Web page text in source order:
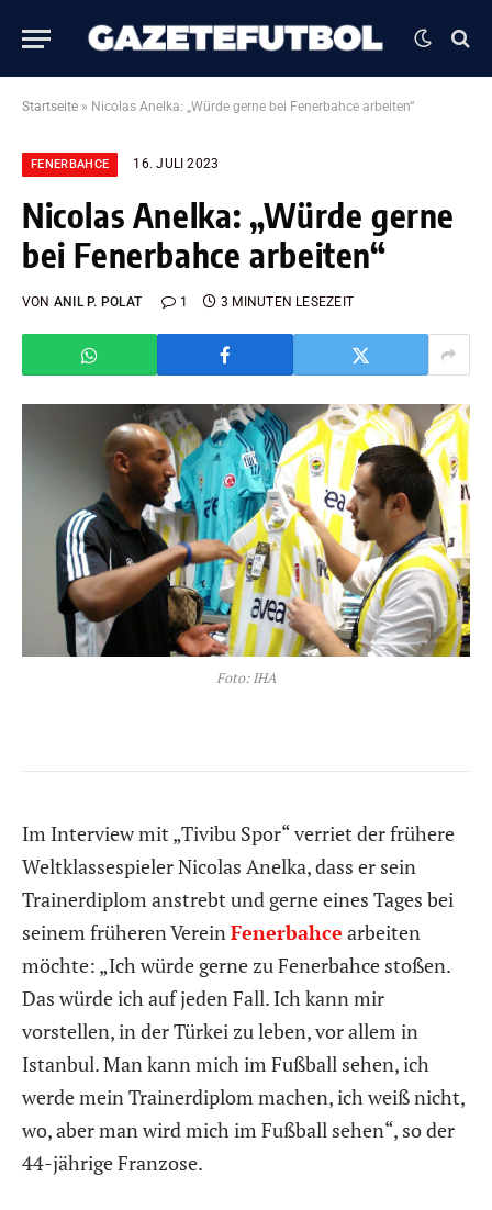
Startseite » Nicolas Anelka: „Würde gerne bei Fenerbahce arbeiten“
FENERBAHCE 16. JULI 2023
Nicolas Anelka: „Würde gerne
bei Fenerbahce arbeiten“
VON ANIL P. POLAT 1 3 MINUTEN LESEZEIT
Foto: IHA
Im Interview mit „Tivibu Spor“ verriet der frühere
Weltklassespieler Nicolas Anelka, dass er sein
Trainerdiplom anstrebt und gerne eines Tages bei
seinem früheren Verein Fenerbahce arbeiten
möchte: „Ich würde gerne zu Fenerbahce stoßen.
Das würde ich auf jeden Fall. Ich kann mir
vorstellen, in der Türkei zu leben, vor allem in
Istanbul. Man kann mich im Fußball sehen, ich
werde mein Trainerdiplom machen, ich weiß nicht,
wo, aber man wird mich im Fußball sehen“, so der
44-jährige Franzose.